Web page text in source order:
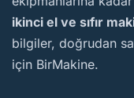
ikinci el ve sıfır
bilgiler, doğrudan
için BirMakine.